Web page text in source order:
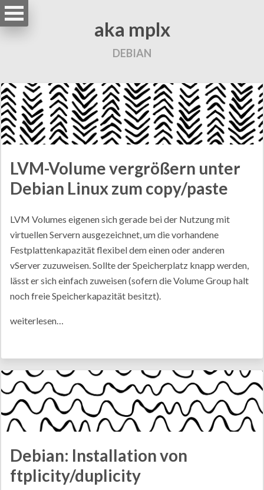
aka mplx
DEBIAN
LVM-Volume vergrößern unter
Debian Linux zum copy/paste
LVM Volumes eigenen sich gerade bei der Nutzung mit
virtuellen Servern ausgezeichnet, um die vorhandene
Festplattenkapazität flexibel dem einen oder anderen
vServer zuzuweisen. Sollte der Speicherplatz knapp werden,
lässt er sich einfach zuweisen (sofern die Volume Group halt
noch freie Speicherkapazität besitzt).
weiterlesen…
Debian: Installation von
ftplicity/duplicity